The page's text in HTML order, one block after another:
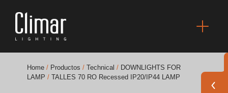
Home / Productos / Technical / DOWNLIGHTS FOR
LAMP / TALLES 70 RO Recessed IP20/IP44 LAMP